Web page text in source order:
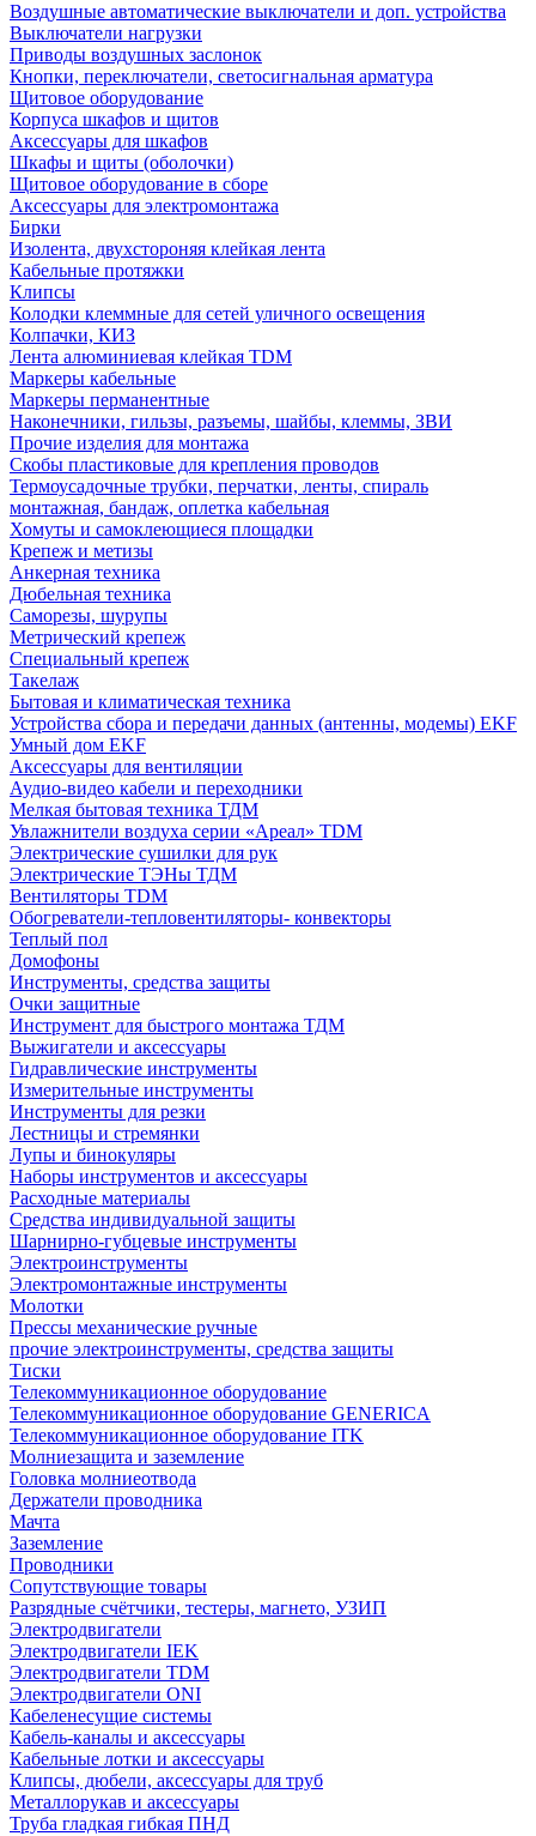
Воздушные автоматические выключатели и доп. устройства
Выключатели нагрузки
Приводы воздушных заслонок
Кнопки, переключатели, светосигнальная арматура
Щитовое оборудование
Корпуса шкафов и щитов
Аксессуары для шкафов
Шкафы и щиты (оболочки)
Щитовое оборудование в сборе
Аксессуары для электромонтажа
Бирки
Изолента, двухстороняя клейкая лента
Кабельные протяжки
Клипсы
Колодки клеммные для сетей уличного освещения
Колпачки, КИЗ
Лента алюминиевая клейкая TDM
Маркеры кабельные
Маркеры перманентные
Наконечники, гильзы, разъемы, шайбы, клеммы, ЗВИ
Прочие изделия для монтажа
Скобы пластиковые для крепления проводов
Термоусадочные трубки, перчатки, ленты, спираль
монтажная, бандаж, оплетка кабельная
Хомуты и самоклеющиеся площадки
Крепеж и метизы
Анкерная техника
Дюбельная техника
Саморезы, шурупы
Метрический крепеж
Специальный крепеж
Такелаж
Бытовая и климатическая техника
Устройства сбора и передачи данных (антенны, модемы) EKF
Умный дом EKF
Аксессуары для вентиляции
Аудио-видео кабели и переходники
Мелкая бытовая техника ТДМ
Увлажнители воздуха серии «Ареал» TDM
Электрические сушилки для рук
Электрические ТЭНы ТДМ
Вентиляторы TDM
Обогреватели-тепловентиляторы- конвекторы
Теплый пол
Домофоны
Инструменты, средства защиты
Очки защитные
Инструмент для быстрого монтажа ТДМ
Выжигатели и аксессуары
Гидравлические инструменты
Измерительные инструменты
Инструменты для резки
Лестницы и стремянки
Лупы и бинокуляры
Наборы инструментов и аксессуары
Расходные материалы
Средства индивидуальной защиты
Шарнирно-губцевые инструменты
Электроинструменты
Электромонтажные инструменты
Молотки
Прессы механические ручные
прочие электроинструменты, средства защиты
Тиски
Телекоммуникационное оборудование
Телекоммуникационное оборудование GENERICA
Телекоммуникационное оборудование ITK
Молниезащита и заземление
Головка молниеотвода
Держатели проводника
Мачта
Заземление
Проводники
Сопутствующие товары
Разрядные счётчики, тестеры, магнето, УЗИП
Электродвигатели
Электродвигатели IEK
Электродвигатели TDM
Электродвигатели ONI
Кабеленесущие системы
Кабель-каналы и аксессуары
Кабельные лотки и аксессуары
Клипсы, дюбели, аксессуары для труб
Металлорукав и аксессуары
Труба гладкая гибкая ПНД